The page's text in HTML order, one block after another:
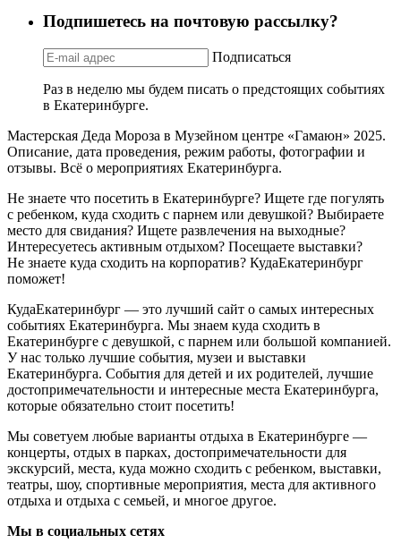
Подпишетесь на почтовую рассылку?
Подписаться
Раз в неделю мы будем писать о предстоящих событиях
в Екатеринбурге.
Мастерская Деда Мороза в Музейном центре «Гамаюн» 2025.
Описание, дата проведения, режим работы, фотографии и
отзывы. Всё о мероприятиях Екатеринбурга.
Не знаете что посетить в Екатеринбурге? Ищете где погулять
с ребенком, куда сходить с парнем или девушкой? Выбираете
место для свидания? Ищете развлечения на выходные?
Интересуетесь активным отдыхом? Посещаете выставки?
Не знаете куда сходить на корпоратив? КудаЕкатеринбург
поможет!
КудаЕкатеринбург — это лучший сайт о самых интересных
событиях Екатеринбурга. Мы знаем куда сходить в
Екатеринбурге с девушкой, с парнем или большой компанией.
У нас только лучшие события, музеи и выставки
Екатеринбурга. События для детей и их родителей, лучшие
достопримечательности и интересные места Екатеринбурга,
которые обязательно стоит посетить!
Мы советуем любые варианты отдыха в Екатеринбурге —
концерты, отдых в парках, достопримечательности для
экскурсий, места, куда можно сходить с ребенком, выставки,
театры, шоу, спортивные мероприятия, места для активного
отдыха и отдыха с семьей, и многое другое.
Мы в социальных сетях